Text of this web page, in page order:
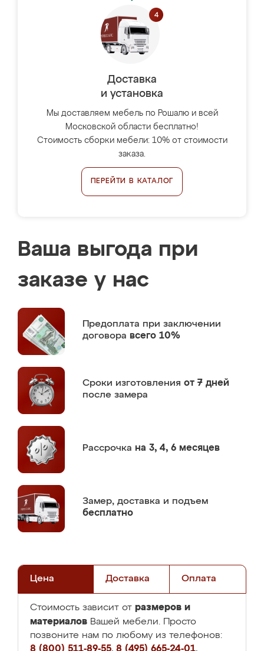
Доставка
и установка
Мы доставляем мебель по Рошалю и всей
Московской области бесплатно!
Стоимость сборки мебели: 10% от стоимости
заказа.
ПЕРЕЙТИ В КАТАЛОГ
Ваша выгода при
заказе у нас
Предоплата при заключении
договора всего 10%
Сроки изготовления от 7 дней
после замера
Рассрочка на 3, 4, 6 месяцев
Замер, доставка и подъем
бесплатно
Цена Доставка Оплата
Стоимость зависит от размеров и
материалов Вашей мебели. Просто
позвоните нам по любому из телефонов: